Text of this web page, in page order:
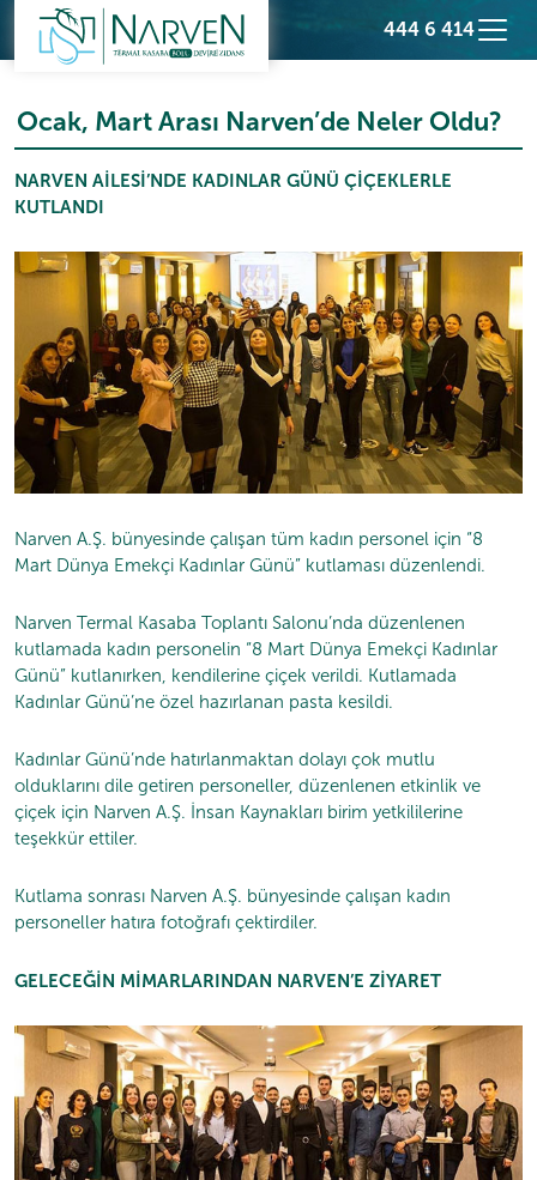
444 6 414
Ocak, Mart Arası Narven’de Neler Oldu?
NARVEN AİLESİ’NDE KADINLAR GÜNÜ ÇİÇEKLERLE
KUTLANDI
Narven A.Ş. bünyesinde çalışan tüm kadın personel için “8
Mart Dünya Emekçi Kadınlar Günü” kutlaması düzenlendi.
Narven Termal Kasaba Toplantı Salonu’nda düzenlenen
kutlamada kadın personelin “8 Mart Dünya Emekçi Kadınlar
Günü” kutlanırken, kendilerine çiçek verildi. Kutlamada
Kadınlar Günü’ne özel hazırlanan pasta kesildi.
Kadınlar Günü’nde hatırlanmaktan dolayı çok mutlu
olduklarını dile getiren personeller, düzenlenen etkinlik ve
çiçek için Narven A.Ş. İnsan Kaynakları birim yetkililerine
teşekkür ettiler.
Kutlama sonrası Narven A.Ş. bünyesinde çalışan kadın
personeller hatıra fotoğrafı çektirdiler.
GELECEĞİN MİMARLARINDAN NARVEN’E ZİYARET